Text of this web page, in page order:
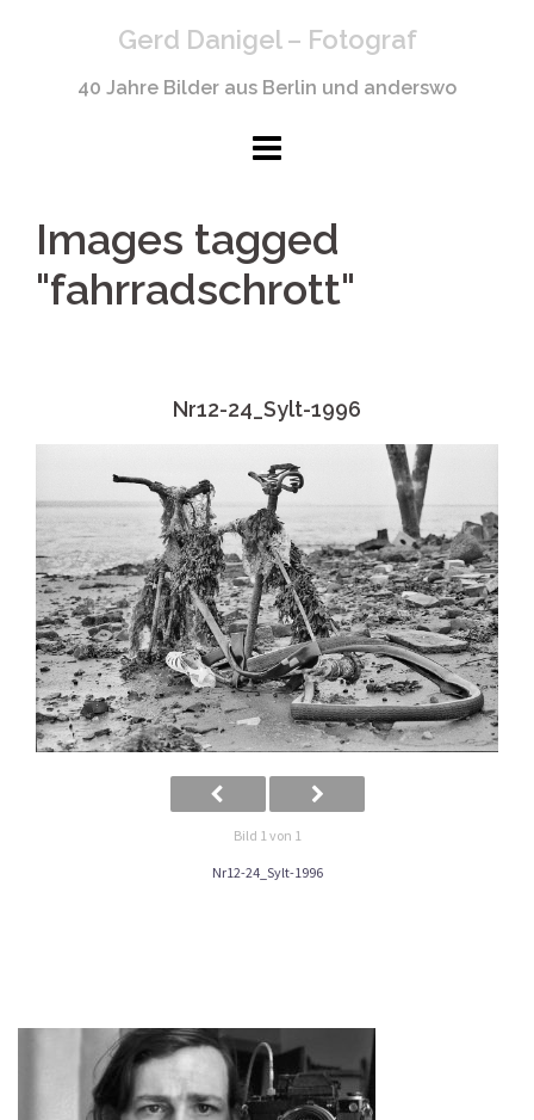
Gerd Danigel – Fotograf
40 Jahre Bilder aus Berlin und anderswo
Images tagged
"fahrradschrott"
Nr12-24_Sylt-1996
Bild 1 von 1
Nr12-24_Sylt-1996